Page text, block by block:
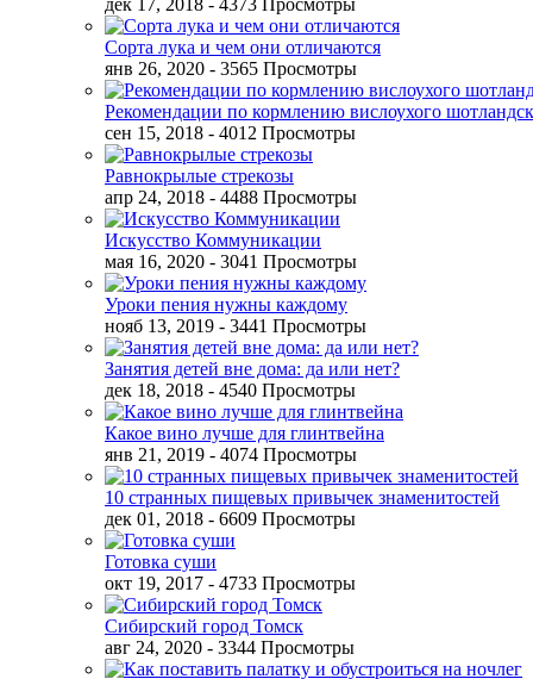
дек 17, 2018 - 4373 Просмотры
Сорта лука и чем они отличаются
янв 26, 2020 - 3565 Просмотры
Рекомендации по кормлению вислоухого
сен 15, 2018 - 4012 Просмотры
Равнокрылые стрекозы
апр 24, 2018 - 4488 Просмотры
Искусство Коммуникации
мая 16, 2020 - 3041 Просмотры
Уроки пения нужны каждому
нояб 13, 2019 - 3441 Просмотры
Занятия детей вне дома: да или нет?
дек 18, 2018 - 4540 Просмотры
Какое вино лучше для глинтвейна
янв 21, 2019 - 4074 Просмотры
10 странных пищевых привычек знаменитостей
дек 01, 2018 - 6609 Просмотры
Готовка суши
окт 19, 2017 - 4733 Просмотры
Сибирский город Томск
авг 24, 2020 - 3344 Просмотры